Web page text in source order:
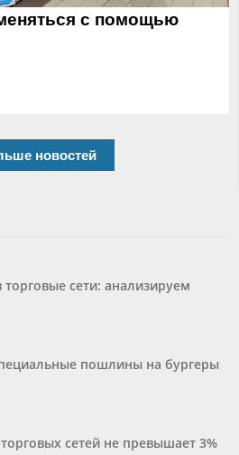
с помощью
новостей
сети: анализируем
пошлины на бургеры
сетей не превышает 3%